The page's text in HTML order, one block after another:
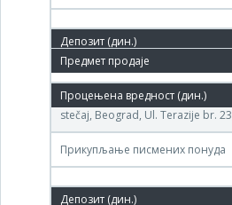
11.мај.2011.
(DRINA-METAL ) Agencija za
stečaj, Beograd, Ul. Terazije br.
Прикупљање писмених понуда